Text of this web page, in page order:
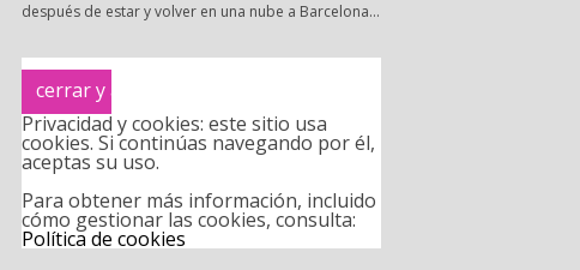
después de estar y volver en una nube a Barcelona…
Privacidad y cookies: este sitio usa
cookies. Si continúas navegando por él,
aceptas su uso.
Para obtener más información, incluido
cómo gestionar las cookies, consulta:
Política de cookies